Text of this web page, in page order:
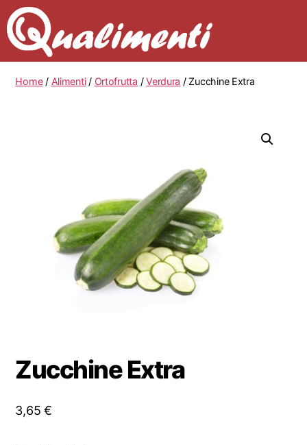
Home/ Alimenti/ Ortofrutta /Verdura / Zucchine Extra
Zucchine Extra
3,65€